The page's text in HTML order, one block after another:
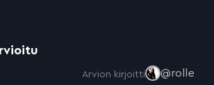
Arvion kirjoitti @rolle